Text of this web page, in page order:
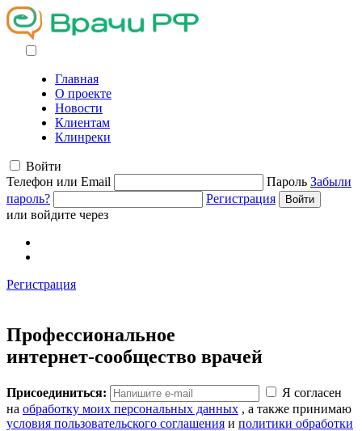
Главная
О проекте
Новости
Клиентам
Клинреки
Войти
Телефон или Email
Пароль Забыли
пароль?
Регистрация
или войдите через
Регистрация
Профессиональное
интернет-сообщество врачей
Присоединиться:
Я согласен
на обработку моих персональных данных , а также принимаю
условия пользовательского соглашения и политики обработки